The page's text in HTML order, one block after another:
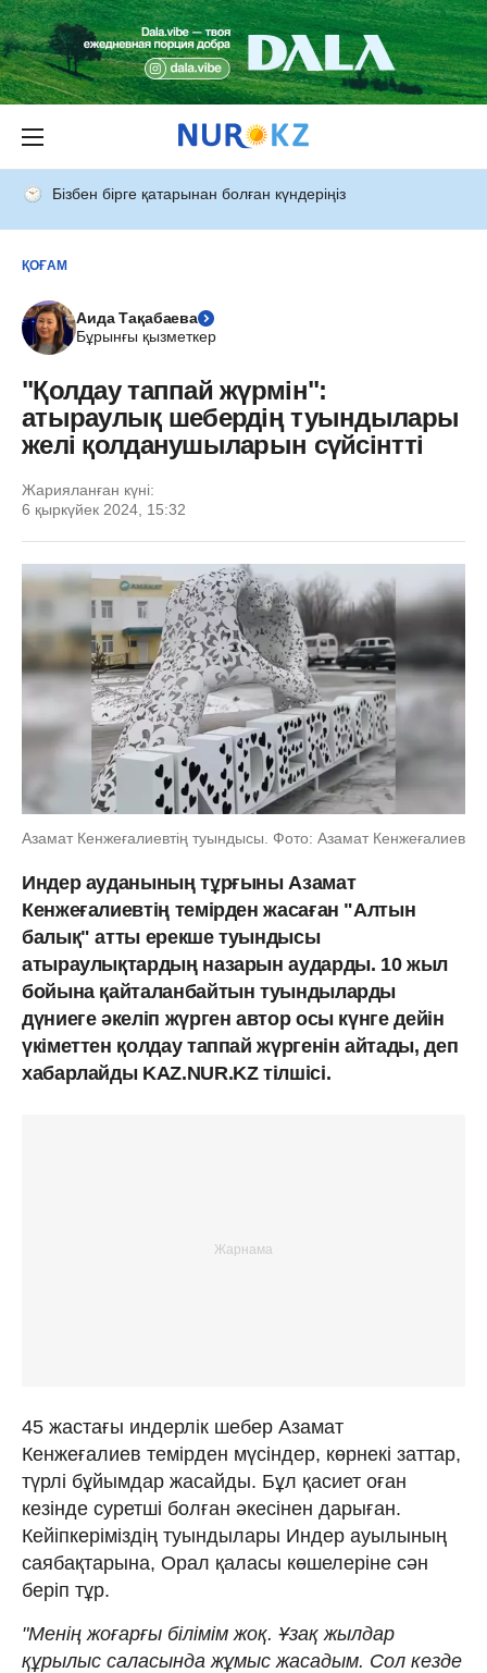
Бізбен бірге қатарынан болған күндеріңіз
ҚОҒАМ
Аида Тақабаева
Бұрынғы қызметкер
"Қолдау таппай жүрмін":
атыраулық шебердің туындылары
желі қолданушыларын сүйсінтті
Жарияланған күні:
6 қыркүйек 2024, 15:32
Азамат Кенжеғалиевтің туындысы. Фото: Азамат Кенжеғалиев
Индер ауданының тұрғыны Азамат
Кенжеғалиевтің темірден жасаған "Алтын
балық" атты ерекше туындысы
атыраулықтардың назарын аударды. 10 жыл
бойына қайталанбайтын туындыларды
дүниеге әкеліп жүрген автор осы күнге дейін
үкіметтен қолдау таппай жүргенін айтады, деп
хабарлайды KAZ.NUR.KZ тілшісі.
45 жастағы индерлік шебер Азамат
Кенжеғалиев темірден мүсіндер, көрнекі заттар,
түрлі бұйымдар жасайды. Бұл қасиет оған
кезінде суретші болған әкесінен дарыған.
Кейіпкеріміздің туындылары Индер ауылының
саябақтарына, Орал қаласы көшелеріне сән
беріп тұр.
"Менің жоғарғы білімім жоқ. Ұзақ жылдар
құрылыс саласында жұмыс жасадым. Сол кезде